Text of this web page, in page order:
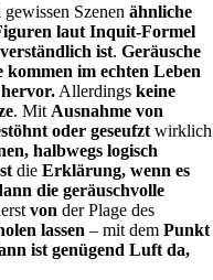
gewissen Szenen ähnliche
laut Inquit-Formel
ist.Geräusche
kommen im echten Leben
Allerdingskeine
. Mit Ausnahme von
oder geseufzt wirklich
halbwegs logisch
dieErklärung, wenn es
die geräuschvolle
von der Plage des
lassen – mit demPunkt
ist genügend Luft da,